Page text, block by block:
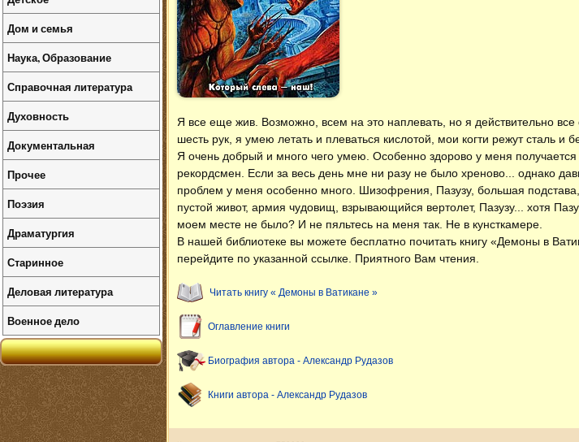
Я все еще жив. Возможно, всем на это наплевать, но я действительно
шесть рук, я умею летать и плеваться кислотой, мои когти режут сталь
Я очень добрый и много чего умею. Особенно здорово у меня получается
рекордсмен. Если за весь день мне ни разу не было хреново... однако
проблем у меня особенно много. Шизофрения, Пазузу, большая
пустой живот, армия чудовищ, взрывающийся вертолет, Пазузу... хотя
моем месте не было? И не пяльтесь на меня так. Не в кунсткамере.
В нашей библиотеке вы можете бесплатно почитать книгу «Демоны в
перейдите по указанной ссылке. Приятного Вам чтения.
Читать книгу « Демоны в Ватикане »
Оглавление книги
Биография автора - Александр Рудазов
Книги автора - Александр Рудазов
Дом и семья
Наука, Образование
Справочная литература
Духовность
Документальная
Прочее
Поэзия
Драматургия
Старинное
Деловая литература
Военное дело